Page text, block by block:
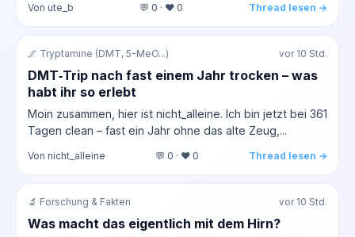
Von ute_b 💬 0 · ❤️ 0 Thread lesen →
🌌 Tryptamine (DMT, 5-MeO...) vor 10 Std.
DMT‑Trip nach fast einem Jahr trocken – was
habt ihr so erlebt
Moin zusammen, hier ist nicht_alleine. Ich bin jetzt bei 361
Tagen clean – fast ein Jahr ohne das alte Zeug,...
Von nicht_alleine 💬 0 · ❤️ 0 Thread lesen →
🔬 Forschung & Fakten vor 10 Std.
Was macht das eigentlich mit dem Hirn?